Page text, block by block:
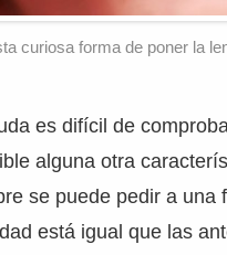
curiosa forma de poner la
es difícil de
alguna otra
se puede pedir a una
está igual que las